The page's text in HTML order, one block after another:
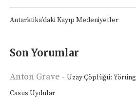
Antarktika’daki Kayıp Medeniyetler
Son Yorumlar
Anton Grave - Uzay Çöplüğü:
Casus Uydular